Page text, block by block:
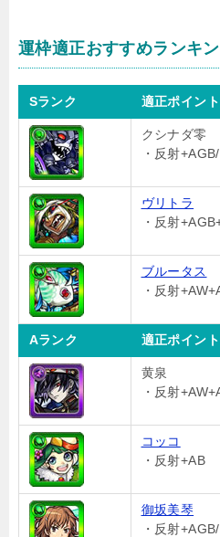
運枠適正おすすめランキ
Sランク 適正ポイント
クシナダ零
・反射
ヴリトラ
・反射
ブルータス
・反射
Aランク 適正ポイント
黄泉
・反射
コッコ
・反射+AB
御坂美琴
・反射